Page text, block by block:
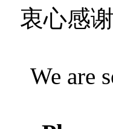
衷心感
We are